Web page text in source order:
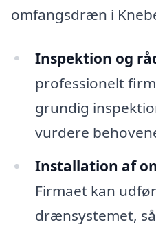
omfangsdræn i
Inspektion og
professionelt
grundig
vurdere
Installation af
Firmaet kan
drænsystemet,